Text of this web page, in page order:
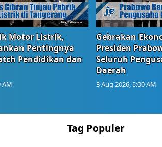
Motor Listrik,
Pentingnya
Pendidikan dan
AM
Gebrakan
Presiden
Seluruh
Daerah
3 Aug 2026, 5:00 AM
Tag Populer